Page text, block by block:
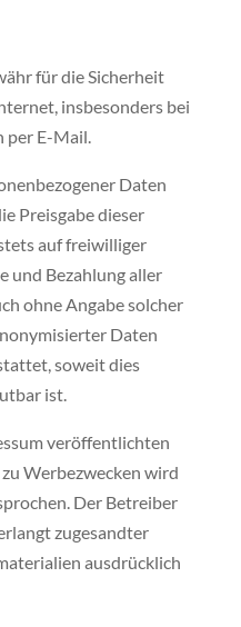
für die Sicherheit
insbesonders bei
per E-Mail.
Daten
Preisgabe dieser
auf freiwilliger
und Bezahlung aller
ohne Angabe solcher
Daten
soweit dies
ist.
veröffentlichten
Werbezwecken wird
Der Betreiber
zugesandter
ausdrücklich